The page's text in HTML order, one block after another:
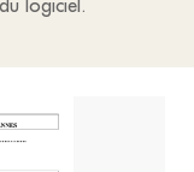
logiciel.